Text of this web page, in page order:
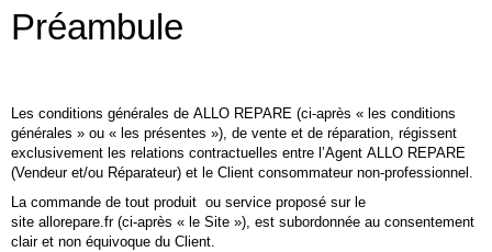
DÉPANNAGE INFORMATIQUE À DOMICILE
ZONE DE DÉPLACEMENT
RÉPARATION DE PC À DOMICILE
Préambule
Les conditions générales de ALLO REPARE (ci-après « les conditions
générales » ou « les présentes »), de vente et de réparation, régissent
exclusivement les relations contractuelles entre l’Agent ALLO REPARE
(Vendeur et/ou Réparateur) et le Client consommateur non-professionnel.
La commande de tout produit ou service proposé sur le
site allorepare.fr (ci-après « le Site »), est subordonnée au consentement
clair et non équivoque du Client.